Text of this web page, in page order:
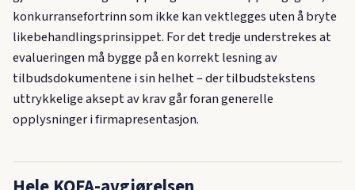
konkurransefortrinn som ikke kan vektlegges uten å bryte
likebehandlingsprinsippet. For det tredje understrekes at
evalueringen må bygge på en korrekt lesning av
tilbudsdokumentene i sin helhet – der tilbudstekstens
uttrykkelige aksept av krav går foran generelle
opplysninger i firmapresentasjon.